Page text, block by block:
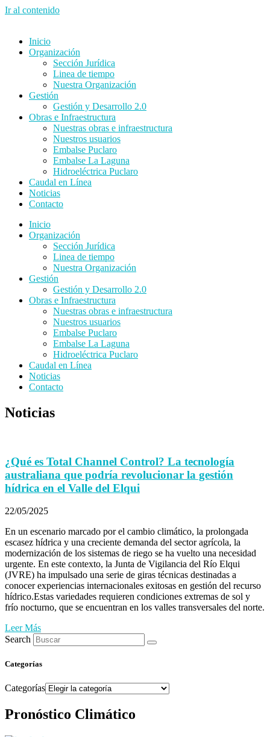
Ir al contenido
Inicio
Organización
Sección Jurídica
Linea de tiempo
Nuestra Organización
Gestión
Gestión y Desarrollo 2.0
Obras e Infraestructura
Nuestras obras e infraestructura
Nuestros usuarios
Embalse Puclaro
Embalse La Laguna
Hidroeléctrica Puclaro
Caudal en Línea
Noticias
Contacto
Inicio
Organización
Sección Jurídica
Linea de tiempo
Nuestra Organización
Gestión
Gestión y Desarrollo 2.0
Obras e Infraestructura
Nuestras obras e infraestructura
Nuestros usuarios
Embalse Puclaro
Embalse La Laguna
Hidroeléctrica Puclaro
Caudal en Línea
Noticias
Contacto
Noticias
¿Qué es Total Channel Control? La tecnología
australiana que podría revolucionar la gestión
hídrica en el Valle del Elqui
22/05/2025
En un escenario marcado por el cambio climático, la prolongada
escasez hídrica y una creciente demanda del sector agrícola, la
modernización de los sistemas de riego se ha vuelto una necesidad
urgente. En este contexto, la Junta de Vigilancia del Río Elqui
(JVRE) ha impulsado una serie de giras técnicas destinadas a
conocer experiencias internacionales exitosas en gestión del recurso
hídrico.Estas variedades requieren condiciones extremas de sol y
frío nocturno, que se encuentran en los valles transversales del norte.
Leer Más
Search
Categorías
Categorías
Pronóstico Climático